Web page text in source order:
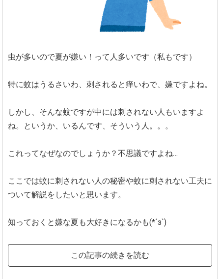
虫が多いので夏が嫌い！って人多いです（私もです）
特に蚊はうるさいわ、刺されると痒いわで、嫌ですよね。
しかし、そんな蚊ですが中には刺されない人もいますよ
ね。というか、いるんです、そういう人。。。
これってなぜなのでしょうか？不思議ですよね…
ここでは蚊に刺されない人の秘密や蚊に刺されない工夫に
ついて解説をしたいと思います。
知っておくと嫌な夏も大好きになるかも(*´з`)
この記事の続きを読む